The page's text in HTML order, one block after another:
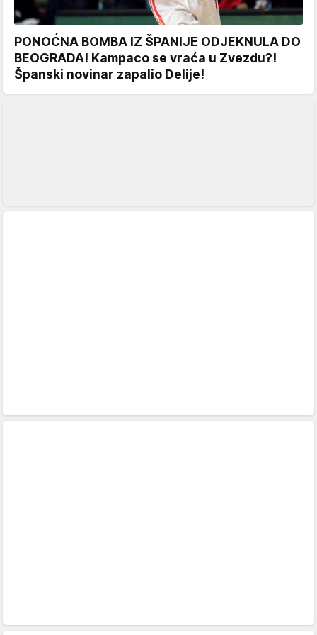
PONOĆNA BOMBA IZ ŠPANIJE ODJEKNULA DO
BEOGRADA! Kampaco se vraća u Zvezdu?!
Španski novinar zapalio Delije!